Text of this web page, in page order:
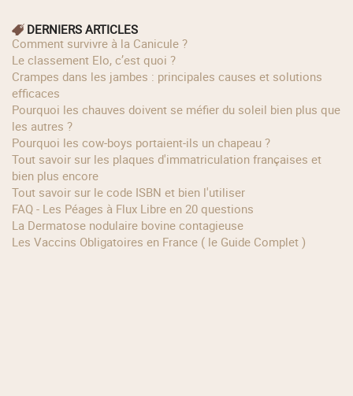
DERNIERS ARTICLES
Comment survivre à la Canicule ?
Le classement Elo, c’est quoi ?
Crampes dans les jambes : principales causes et solutions
efficaces
Pourquoi les chauves doivent se méfier du soleil bien plus que
les autres ?
Pourquoi les cow‑boys portaient‑ils un chapeau ?
Tout savoir sur les plaques d'immatriculation françaises et
bien plus encore
Tout savoir sur le code ISBN et bien l'utiliser
FAQ - Les Péages à Flux Libre en 20 questions
La Dermatose nodulaire bovine contagieuse
Les Vaccins Obligatoires en France ( le Guide Complet )